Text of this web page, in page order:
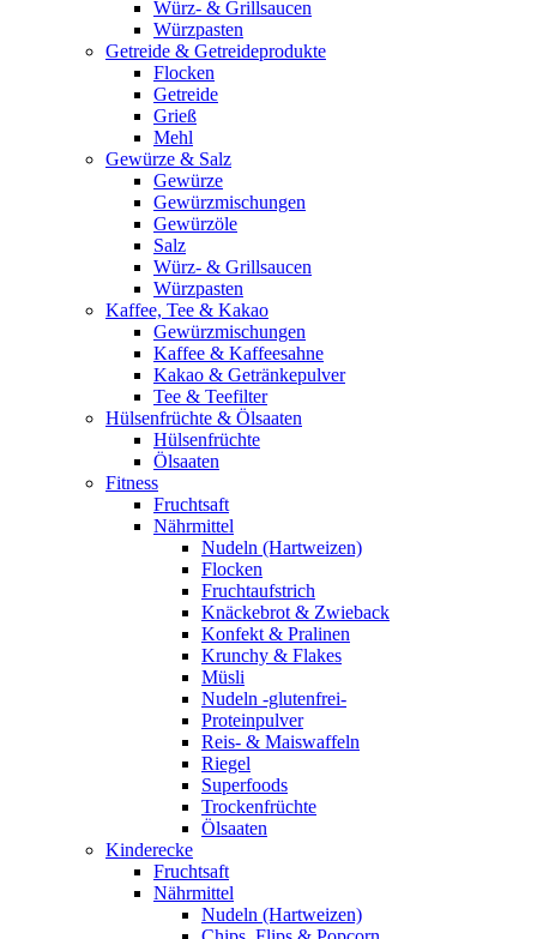
Würz- & Grillsaucen
Würzpasten
Getreide & Getreideprodukte
Flocken
Getreide
Grieß
Mehl
Gewürze & Salz
Gewürze
Gewürzmischungen
Gewürzöle
Salz
Würz- & Grillsaucen
Würzpasten
Kaffee, Tee & Kakao
Gewürzmischungen
Kaffee & Kaffeesahne
Kakao & Getränkepulver
Tee & Teefilter
Hülsenfrüchte & Ölsaaten
Hülsenfrüchte
Ölsaaten
Fitness
Fruchtsaft
Nährmittel
Nudeln (Hartweizen)
Flocken
Fruchtaufstrich
Knäckebrot & Zwieback
Konfekt & Pralinen
Krunchy & Flakes
Müsli
Nudeln -glutenfrei-
Proteinpulver
Reis- & Maiswaffeln
Riegel
Superfoods
Trockenfrüchte
Ölsaaten
Kinderecke
Fruchtsaft
Nährmittel
Nudeln (Hartweizen)